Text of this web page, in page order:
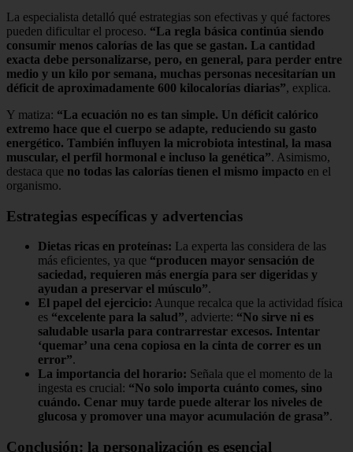
La especialista detalló qué estrategias son efectivas y qué factores
pueden dificultar el proceso. “La regla básica continúa siendo
consumir menos calorías de las que se gastan. La cantidad
exacta debe personalizarse, pero, en general, para perder entre
medio y un kilo por semana, muchas personas necesitarían un
déficit de aproximadamente 600 kilocalorías diarias”, explica.
Y matiza: “La ecuación no es tan simple. Un déficit calórico
extremo hace que el cuerpo se adapte, reduciendo su gasto
energético. También influyen la microbiota intestinal, la masa
muscular, el perfil hormonal e incluso la genética”. Asimismo,
destaca que no todas las calorías tienen el mismo impacto en el
organismo.
Estrategias específicas y advertencias
Dietas ricas en proteínas: La experta las considera de las
más eficientes, ya que “producen mayor sensación de
saciedad, requieren más energía para ser digeridas y
ayudan a preservar el músculo”.
El papel del ejercicio: Aunque recalca que la actividad física
es “excelente para la salud”, advierte: “No sirve ni es
saludable usarla para contrarrestar excesos. Intentar
‘quemar’ una cena copiosa en la cinta de correr es un
error”.
La importancia del horario: Señala que el momento de la
ingesta es crucial: “No solo importa cuánto comes, sino
cuándo. Cenar muy tarde puede alterar los niveles de
glucosa y promover una mayor acumulación de grasa”.
Conclusión: la personalización es esencial